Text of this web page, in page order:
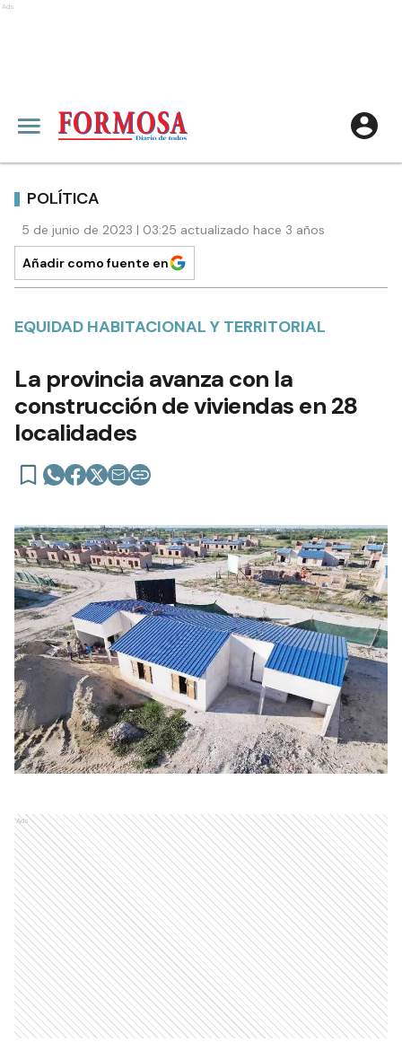
Ads
POLÍTICA
5 de junio de 2023 | 03:25 actualizado hace 3 años
Añadir como fuente en
EQUIDAD HABITACIONAL Y TERRITORIAL
La provincia avanza con la
construcción de viviendas en 28
localidades
Ads